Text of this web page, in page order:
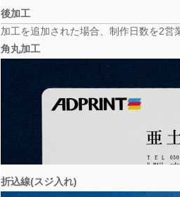
後加工
加工を追加された場合、制作日数を2営
角丸加工
折込線(スジ入れ)